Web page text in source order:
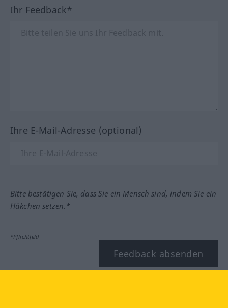
Ihr Feedback*
Ihre E-Mail-Adresse (optional)
Bitte bestätigen Sie, dass Sie ein Mensch sind, indem Sie ein
Häkchen setzen.*
*Pflichtfeld
Feedback absenden